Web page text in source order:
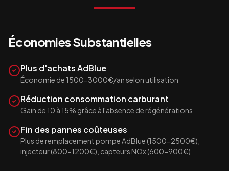
Économies Substantielles
Plus d'achats AdBlue
Économie de 1500-3000€/an selon utilisation
Réduction consommation carburant
Gain de 10 à 15% grâce à l'absence de régénérations
Fin des pannes coûteuses
Plus de remplacement pompe AdBlue (1500-2500€),
injecteur (800-1200€), capteurs NOx (600-900€)